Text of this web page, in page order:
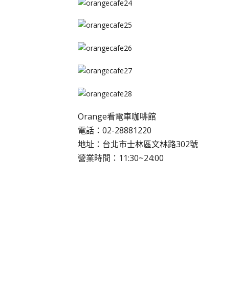
Orange看電車咖啡館
電話：02-28881220
地址：台北市士林區文林路302號
營業時間：11:30~24:00